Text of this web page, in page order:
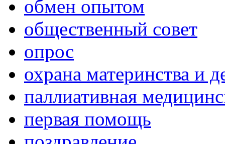
обмен опытом
общественный совет
опрос
охрана материнства и
паллиативная
первая помощь